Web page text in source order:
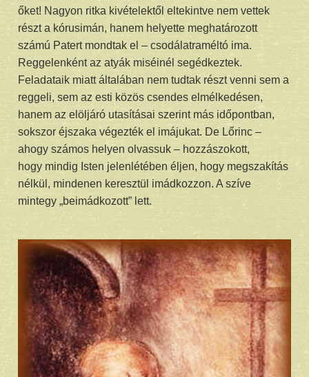
őket! Nagyon ritka kivételektől eltekintve nem vettek
részt a kórusimán, hanem helyette meghatározott
számú Patert mondtak el – csodálatraméltó ima.
Reggelenként az atyák miséinél segédkeztek.
Feladataik miatt általában nem tudtak részt venni sem a
reggeli, sem az esti közös csendes elmélkedésen,
hanem az elöljáró utasításai szerint más időpontban,
sokszor éjszaka végezték el imájukat. De Lőrinc –
ahogy számos helyen olvassuk – hozzászokott,
hogy mindig Isten jelenlétében éljen, hogy megszakítás
nélkül, mindenen keresztül imádkozzon. A szíve
mintegy „beimádkozott” lett.